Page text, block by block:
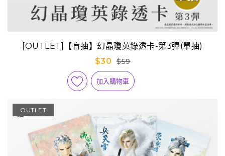
[OUTLET]【盲抽】幻晶瓊英錄透卡-第3彈(單抽)
$30
$59
加入購物車
OUTLET